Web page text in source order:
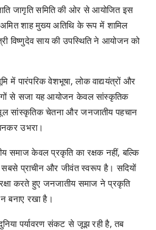
जागृति समिति की ओर से आयोजित इस
शाह मुख्य अतिथि के रूप में शामिल
विष्णुदेव साय की उपस्थिति ने आयोजन को
में पारंपरिक वेशभूषा, लोक वाद्ययंत्रों और
से सजा यह आयोजन केवल सांस्कृतिक
सांस्कृतिक चेतना और जनजातीय पहचान
उभरा।
समाज केवल प्रकृति का रक्षक नहीं, बल्कि
प्राचीन और जीवंत स्वरूप है। सदियों
करते हुए जनजातीय समाज ने प्रकृति
बनाए रखा है।
पर्यावरण संकट से जूझ रही है, तब